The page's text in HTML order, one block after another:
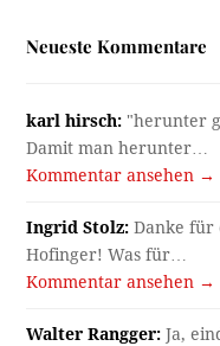
Neueste Kommentare
karl hirsch: "herunter
Damit man herunter…
Kommentar ansehen →
Ingrid Stolz: Danke für
Hofinger! Was für…
Kommentar ansehen →
Walter Rangger: Ja,